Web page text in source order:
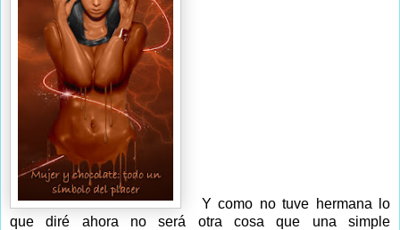
Y como no tuve hermana lo
que diré ahora no será otra cosa que una simple